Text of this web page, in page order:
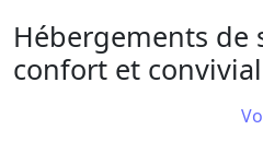
Hébergements
confort et convivial